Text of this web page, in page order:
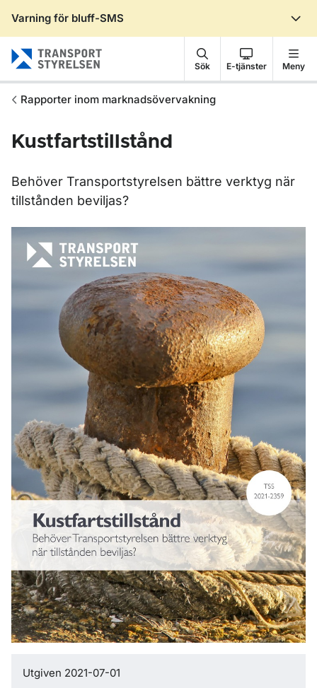
Varning för bluff-SMS
Sök E-tjänster Meny
Rapporter inom marknadsövervakning
Kustfartstillstånd
Behöver Transportstyrelsen bättre verktyg när
tillstånden beviljas?
Utgiven 2021-07-01